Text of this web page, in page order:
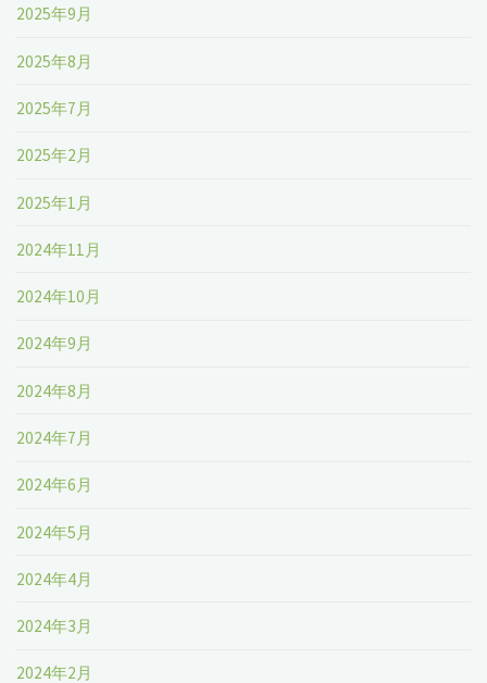
2025年9月
2025年8月
2025年7月
2025年2月
2025年1月
2024年11月
2024年10月
2024年9月
2024年8月
2024年7月
2024年6月
2024年5月
2024年4月
2024年3月
2024年2月